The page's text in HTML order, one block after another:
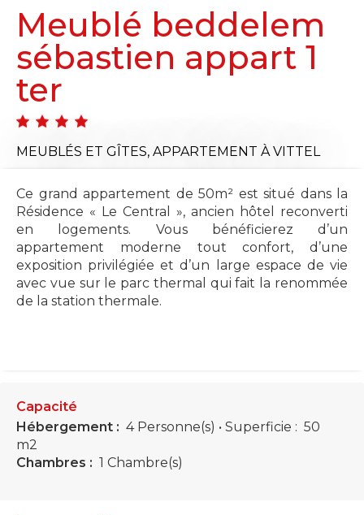
Meublé beddelem
sébastien appart 1
ter
MEUBLÉS ET GÎTES, APPARTEMENT À VITTEL
Ce grand appartement de 50m² est situé dans la
Résidence « Le Central », ancien hôtel reconverti
en logements. Vous bénéficierez d’un
appartement moderne tout confort, d’une
exposition privilégiée et d’un large espace de vie
avec vue sur le parc thermal qui fait la renommée
de la station thermale.
Capacité
Hébergement : 4 Personne(s) • Superficie : 50
m2
Chambres : 1 Chambre(s)